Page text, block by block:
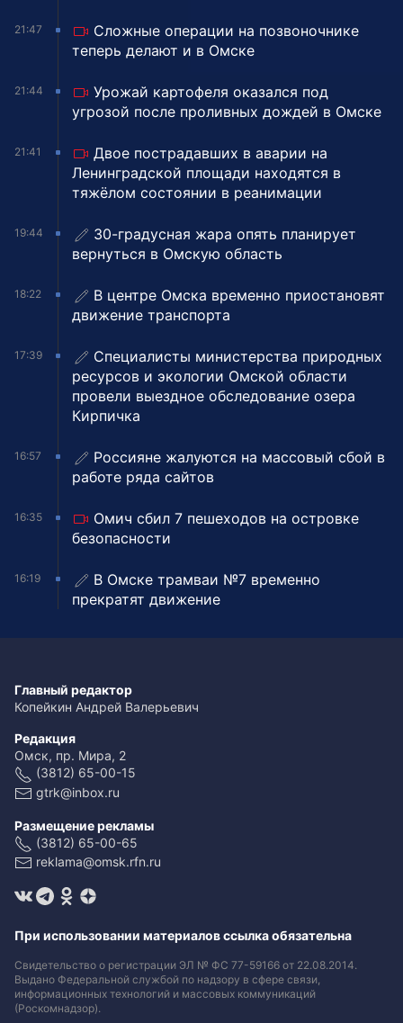
21:47
Сложные операции на позвоночнике
теперь делают и в Омске
21:44
Урожай картофеля оказался под
угрозой после проливных дождей в Омске
21:41
Двое пострадавших в аварии на
Ленинградской площади находятся в
тяжёлом состоянии в реанимации
19:44
30-градусная жара опять планирует
вернуться в Омскую область
18:22
В центре Омска временно приостановят
движение транспорта
17:39
Специалисты министерства природных
ресурсов и экологии Омской области
провели выездное обследование озера
Кирпичка
16:57
Россияне жалуются на массовый сбой в
работе ряда сайтов
16:35
Омич сбил 7 пешеходов на островке
безопасности
16:19
В Омске трамваи №7 временно
прекратят движение
Главный редактор
Копейкин Андрей Валерьевич
Редакция
Омск, пр. Мира, 2
(3812) 65-00-15
gtrk@inbox.ru
Размещение рекламы
(3812) 65-00-65
reklama@omsk.rfn.ru
При использовании материалов ссылка обязательна
Свидетельство о регистрации ЭЛ № ФС 77-59166 от 22.08.2014.
Выдано Федеральной службой по надзору в сфере связи,
информационных технологий и массовых коммуникаций
(Роскомнадзор).